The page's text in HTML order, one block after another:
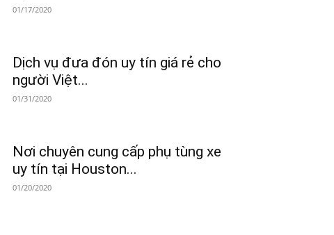
01/17/2020
Dịch vụ đưa đón uy tín giá rẻ cho
người Việt...
01/31/2020
Nơi chuyên cung cấp phụ tùng xe
uy tín tại Houston...
01/20/2020